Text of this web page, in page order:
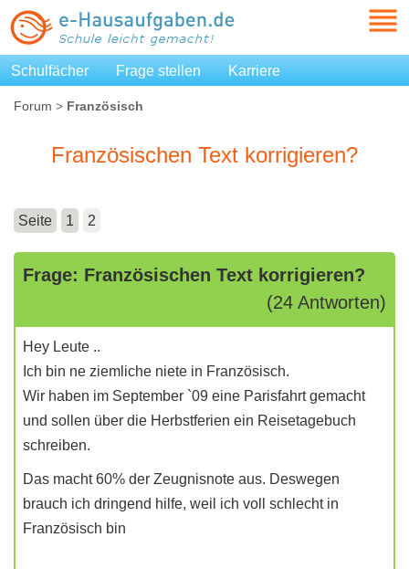
Schulfächer Frage stellen Karriere
Forum > Französisch
Französischen Text korrigieren?
Seite 1 2
Frage: Französischen Text korrigieren?
(24 Antworten)
Hey Leute ..
Ich bin ne ziemliche niete in Französisch.
Wir haben im September `09 eine Parisfahrt gemacht
und sollen über die Herbstferien ein Reisetagebuch
schreiben.
Das macht 60% der Zeugnisnote aus. Deswegen
brauch ich dringend hilfe, weil ich voll schlecht in
Französisch bin